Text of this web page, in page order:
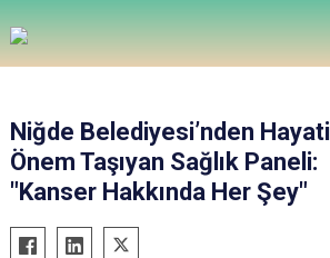
Niğde Belediyesi’nden Hayati
Önem Taşıyan Sağlık Paneli:
"Kanser Hakkında Her Şey"